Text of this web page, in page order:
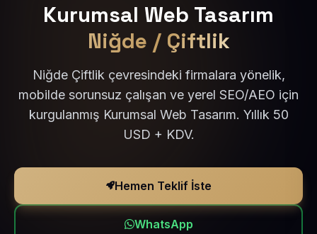
Kurumsal Web Tasarım
Niğde / Çiftlik
Niğde Çiftlik çevresindeki firmalara yönelik,
mobilde sorunsuz çalışan ve yerel SEO/AEO için
kurgulanmış Kurumsal Web Tasarım. Yıllık 50
USD + KDV.
Hemen Teklif İste
WhatsApp